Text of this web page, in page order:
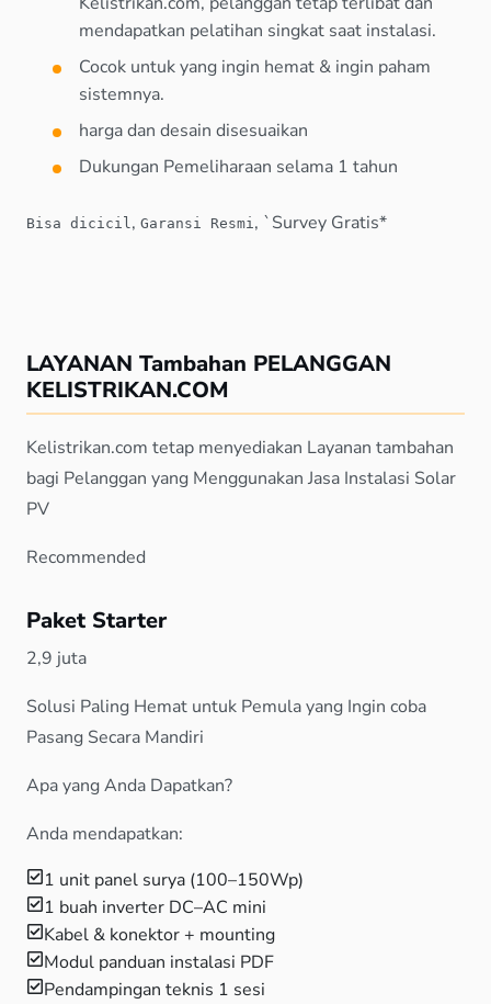
mendapatkan pelatihan singkat saat instalasi.
Cocok untuk yang ingin hemat & ingin paham
sistemnya.
harga dan desain disesuaikan
Dukungan Pemeliharaan selama 1 tahun
Bisa dicicil, Garansi Resmi, `Survey Gratis*
LAYANAN Tambahan PELANGGAN
KELISTRIKAN.COM
Kelistrikan.com tetap menyediakan Layanan tambahan
bagi Pelanggan yang Menggunakan Jasa Instalasi Solar
PV
Recommended
Paket Starter
2,9 juta
Solusi Paling Hemat untuk Pemula yang Ingin coba
Pasang Secara Mandiri
Apa yang Anda Dapatkan?
Anda mendapatkan:
1 unit panel surya (100–150Wp)
1 buah inverter DC–AC mini
Kabel & konektor + mounting
Modul panduan instalasi PDF
Pendampingan teknis 1 sesi